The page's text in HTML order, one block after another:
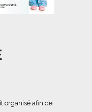
organisé afin de